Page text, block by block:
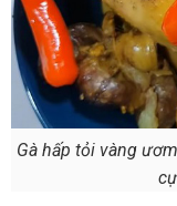
Gà hấp tỏi vàng